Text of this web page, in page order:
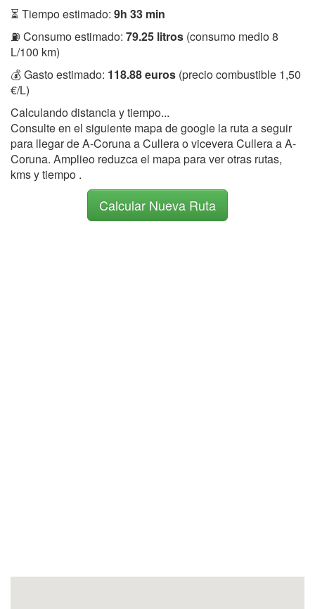
⏳ Tiempo estimado: 9h 33 min
⛽ Consumo estimado: 79.25 litros (consumo medio 8
L/100 km)
💰 Gasto estimado: 118.88 euros (precio combustible 1,50
€/L)
Calculando distancia y tiempo...
Consulte en el siguiente mapa de google la ruta a seguir
para llegar de A-Coruna a Cullera o vicevera Cullera a A-
Coruna. Amplieo reduzca el mapa para ver otras rutas,
kms y tiempo .
Calcular Nueva Ruta